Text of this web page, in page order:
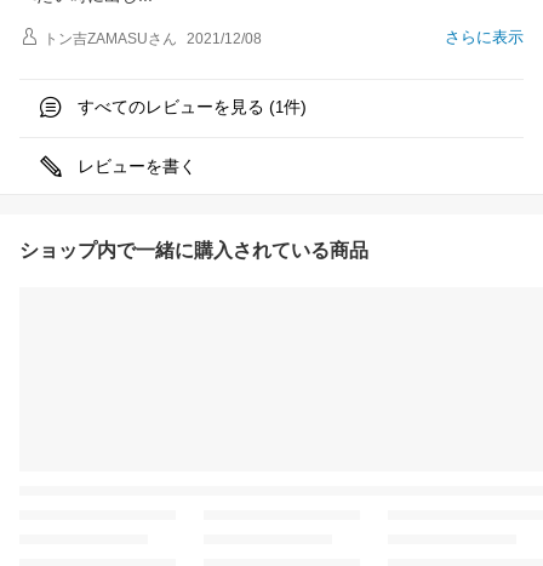
さらに表示
トン吉ZAMASUさん 2021/12/08
すべてのレビューを見る (1件)
レビューを書く
ショップ内で一緒に購入されている商品